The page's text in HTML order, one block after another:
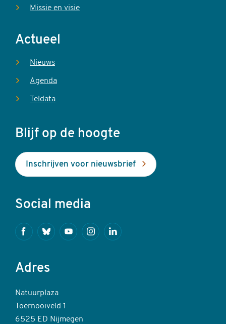
Missie en visie
Actueel
Nieuws
Agenda
Teldata
Blijf op de hoogte
Inschrijven voor nieuwsbrief
Social media
FacebookBlueskyYoutubeInstagramLinkedin
Adres
Natuurplaza
Toernooiveld 1
6525 ED Nijmegen